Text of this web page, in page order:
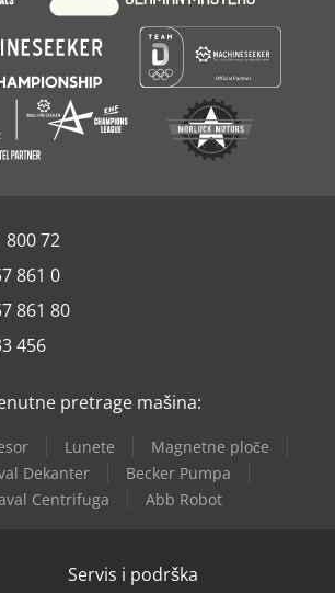
800 72
861 0
861 80
456
pretrage mašina:
Lunete
Magnetne ploče
Dekanter
Becker Pumpa
Centrifuga
Abb Robot
Servis i podrška